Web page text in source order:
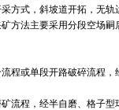
式，斜坡道开拓，无轨
方法主要采用分段空场嗣
或单段开路破碎流程，
程，经半自磨、格子型